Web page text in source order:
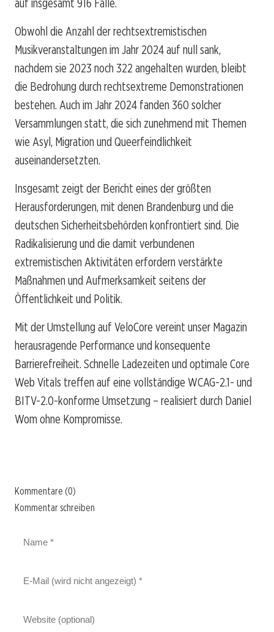
Obwohl die Anzahl der rechtsextremistischen
Musikveranstaltungen im Jahr 2024 auf null sank,
nachdem sie 2023 noch 322 angehalten wurden, bleibt
die Bedrohung durch rechtsextreme Demonstrationen
bestehen. Auch im Jahr 2024 fanden 360 solcher
Versammlungen statt, die sich zunehmend mit Themen
wie Asyl, Migration und Queerfeindlichkeit
auseinandersetzten.
Insgesamt zeigt der Bericht eines der größten
Herausforderungen, mit denen Brandenburg und die
deutschen Sicherheitsbehörden konfrontiert sind. Die
Radikalisierung und die damit verbundenen
extremistischen Aktivitäten erfordern verstärkte
Maßnahmen und Aufmerksamkeit seitens der
Öffentlichkeit und Politik.
Mit der Umstellung auf VeloCore vereint unser Magazin
herausragende Performance und konsequente
Barrierefreiheit. Schnelle Ladezeiten und optimale Core
Web Vitals treffen auf eine vollständige WCAG-2.1- und
BITV-2.0-konforme Umsetzung – realisiert durch Daniel
Wom ohne Kompromisse.
Kommentare (0)
Kommentar schreiben